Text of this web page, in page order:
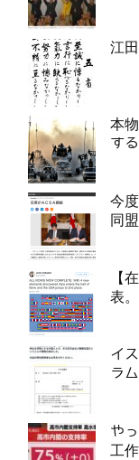
江
本
す
今
同
【
表
イ
ラ
や
工